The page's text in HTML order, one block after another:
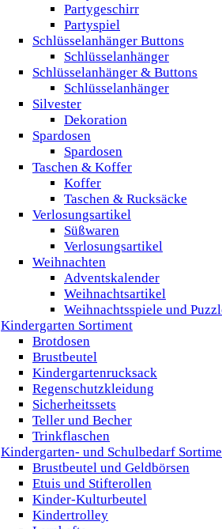
Partygeschirr
Partyspiel
Schlüsselanhänger Buttons
Schlüsselanhänger
Schlüsselanhänger & Buttons
Schlüsselanhänger
Silvester
Dekoration
Spardosen
Spardosen
Taschen & Koffer
Koffer
Taschen & Rucksäcke
Verlosungsartikel
Süßwaren
Verlosungsartikel
Weihnachten
Adventskalender
Weihnachtsartikel
Weihnachtsspiele und
Kindergarten Sortiment
Brotdosen
Brustbeutel
Kindergartenrucksack
Regenschutzkleidung
Sicherheitssets
Teller und Becher
Trinkflaschen
Kindergarten- und Schulbedarf
Brustbeutel und Geldbörsen
Etuis und Stifterollen
Kinder-Kulturbeutel
Kindertrolley